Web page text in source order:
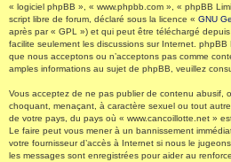
« logiciel phpBB », « www.phpbb.com », « phpBB
script libre de forum, déclaré sous la licence « GNU
après par « GPL ») et qui peut être téléchargé depuis
facilite seulement les discussions sur Internet. phpBB
que nous acceptons ou n’acceptons pas comme
amples informations au sujet de phpBB, veuillez
Vous acceptez de ne pas publier de contenu abusif,
choquant, menaçant, à caractère sexuel ou tout
de votre pays, du pays où « www.cancoillotte.net »
Le faire peut vous mener à un bannissement
votre fournisseur d’accès à Internet si nous le
les messages sont enregistrées pour aider au